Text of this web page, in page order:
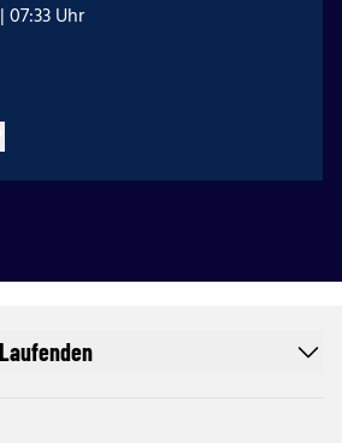
Uhr